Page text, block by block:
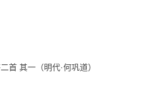
首 其一（明代·何巩道）